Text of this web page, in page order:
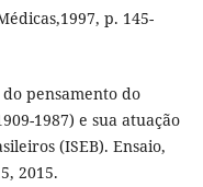
p. 145-
pensamento do
1987) e sua atuação
(ISEB). Ensaio,
2015.